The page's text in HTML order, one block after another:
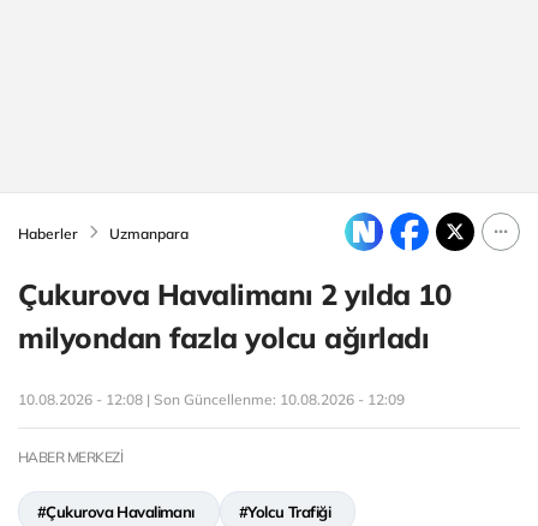
Haberler Uzmanpara
Çukurova Havalimanı 2 yılda 10
milyondan fazla yolcu ağırladı
10.08.2026 - 12:08 | Son Güncellenme: 10.08.2026 - 12:09
HABER MERKEZİ
#Çukurova Havalimanı #Yolcu Trafiği